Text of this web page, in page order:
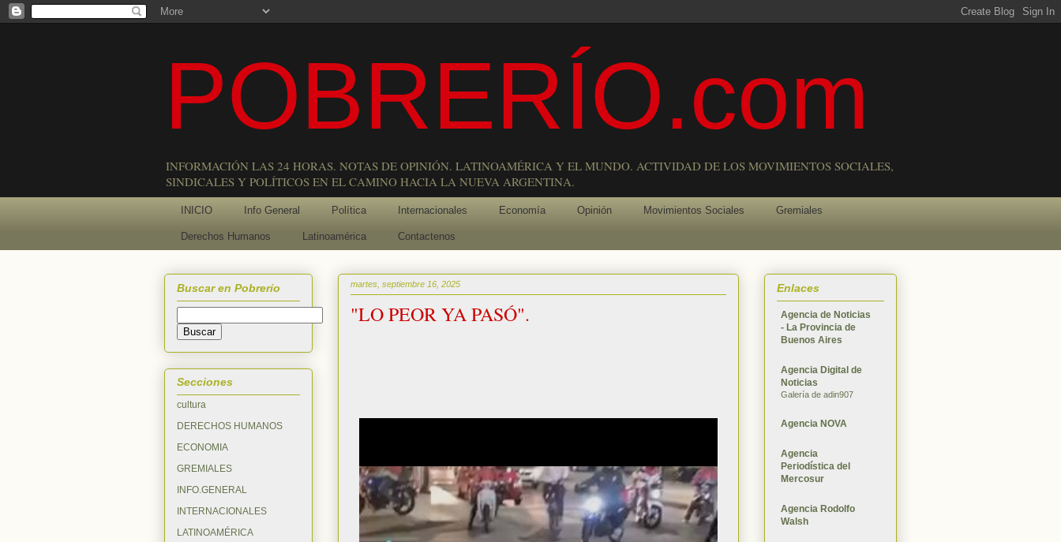
POBRERÍO.com
INFORMACIÓN LAS 24 HORAS. NOTAS DE OPINIÓN. LATINOAMÉRICA Y EL MUNDO. ACTIVIDAD DE LOS MOVIMIENTOS SOCIALES,
SINDICALES Y POLÍTICOS EN EL CAMINO HACIA LA NUEVA ARGENTINA.
INICIO Info General Política Internacionales Economía Opinión Movimientos Sociales Gremiales
Derechos Humanos Latinoamérica Contactenos
martes, septiembre 16, 2025
"LO PEOR YA PASÓ".
Buscar en Pobrerío
Secciones
cultura
DERECHOS HUMANOS
ECONOMIA
GREMIALES
INFO.GENERAL
INTERNACIONALES
LATINOAMÉRICA
Enlaces
Agencia de Noticias
- La Provincia de
Buenos Aires
Agencia Digital de
Noticias
Galería de adin907
Agencia NOVA
Agencia
Periodística del
Mercosur
Agencia Rodolfo
Walsh